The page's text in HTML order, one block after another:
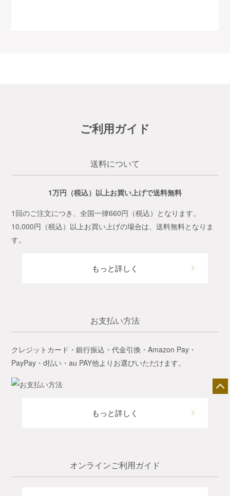
ご利用ガイド
送料について
1万円（税込）以上お買い上げで送料無料
1回のご注文につき、全国一律660円（税込）となります。
10,000円（税込）以上お買い上げの場合は、送料無料となりま
す。
もっと詳しく
お支払い方法
クレジットカード・銀行振込・代金引換・Amazon Pay・
PayPay・d払い・au PAY他よりお選びいただけます。
もっと詳しく
オンラインご利用ガイド